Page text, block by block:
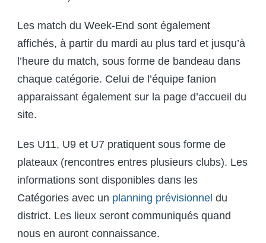
Les match du Week-End sont également
affichés, à partir du mardi au plus tard et jusqu’à
l’heure du match, sous forme de bandeau dans
chaque catégorie. Celui de l’équipe fanion
apparaissant également sur la page d’accueil du
site.
Les U11, U9 et U7 pratiquent sous forme de
plateaux (rencontres entres plusieurs clubs). Les
informations sont disponibles dans les
Catégories avec un planning prévisionnel du
district. Les lieux seront communiqués quand
nous en auront connaissance.